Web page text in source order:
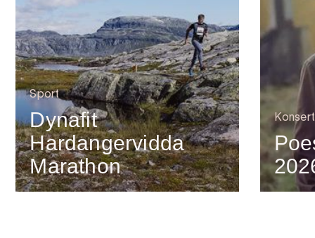
Sport
Dynafit
Hardangervidda
Marathon
Konsert